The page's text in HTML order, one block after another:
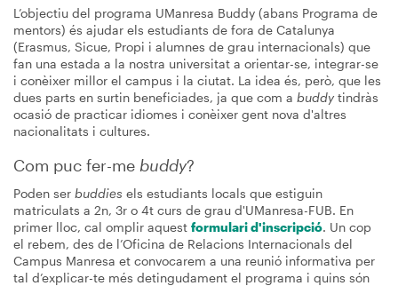
L’objectiu del programa UManresa Buddy (abans Programa de
mentors) és ajudar els estudiants de fora de Catalunya
(Erasmus, Sicue, Propi i alumnes de grau internacionals) que
fan una estada a la nostra universitat a orientar-se, integrar-se
i conèixer millor el campus i la ciutat. La idea és, però, que les
dues parts en surtin beneficiades, ja que com a buddy tindràs
ocasió de practicar idiomes i conèixer gent nova d'altres
nacionalitats i cultures.
Com puc fer-me buddy?
Poden ser buddies els estudiants locals que estiguin
matriculats a 2n, 3r o 4t curs de grau d'UManresa-FUB. En
primer lloc, cal omplir aquest formulari d'inscripció. Un cop
el rebem, des de l’Oficina de Relacions Internacionals del
Campus Manresa et convocarem a una reunió informativa per
tal d’explicar-te més detingudament el programa i quins són